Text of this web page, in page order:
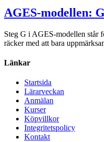
AGES-modellen:
Steg G i AGES-modellen står
räcker med att bara
Länkar
Startsida
Lärarveckan
Anmälan
Kurser
Köpvillkor
Integritetspolicy
Kontakt